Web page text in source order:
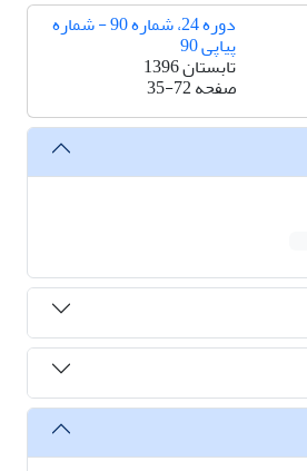
دوره 24، شماره 90 - شماره
پیاپی 90
تابستان 1396
صفحه35-72